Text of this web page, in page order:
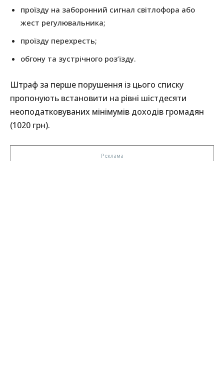
проїзду на заборонний сигнал світлофора або
жест регулювальника;
проїзду перехресть;
обгону та зустрічного роз’їзду.
Штраф за перше порушення із цього списку
пропонують встановити на рівні шістдесяти
неоподатковуваних мінімумів доходів громадян
(1020 грн).